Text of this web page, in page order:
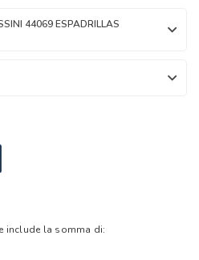
44069 ESPADRILLAS
include la somma di: